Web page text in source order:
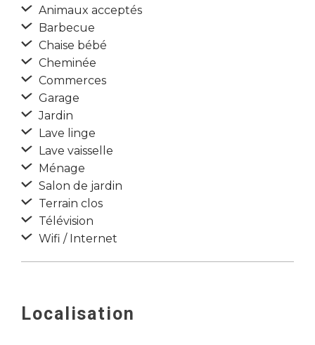
Animaux acceptés
Barbecue
Chaise bébé
Cheminée
Commerces
Garage
Jardin
Lave linge
Lave vaisselle
Ménage
Salon de jardin
Terrain clos
Télévision
Wifi / Internet
Localisation